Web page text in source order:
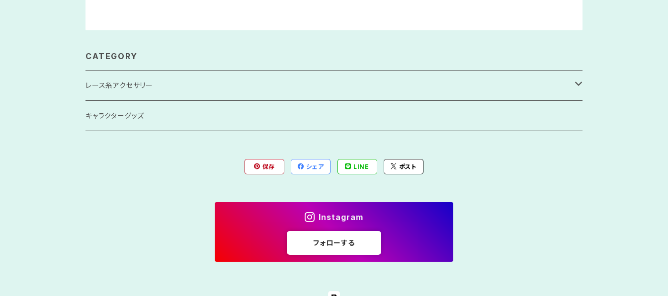
CATEGORY
レース糸アクセサリー
ベビー・キッズ
キャラクターグッズ
保存 シェア LINE ポスト
Instagram
フォローする